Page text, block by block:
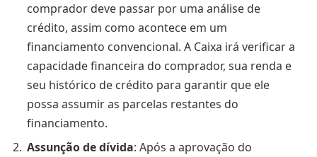
comprador deve passar por uma análise de
crédito, assim como acontece em um
financiamento convencional. A Caixa irá verificar a
capacidade financeira do comprador, sua renda e
seu histórico de crédito para garantir que ele
possa assumir as parcelas restantes do
financiamento.
Assunção de dívida: Após a aprovação do